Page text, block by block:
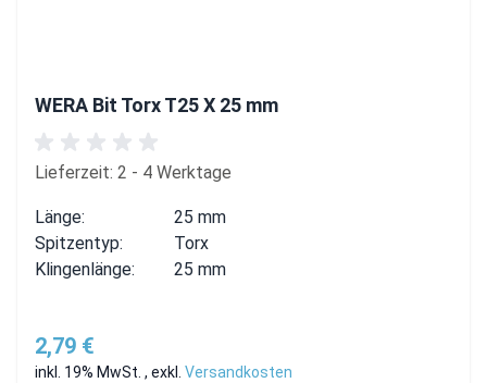
WERA Bit Torx T25 X 25 mm
Lieferzeit: 2 - 4 Werktage
Länge:
25 mm
Spitzentyp:
Torx
Klingenlänge:
25 mm
2,79 €
inkl. 19% MwSt. , exkl. Versandkosten